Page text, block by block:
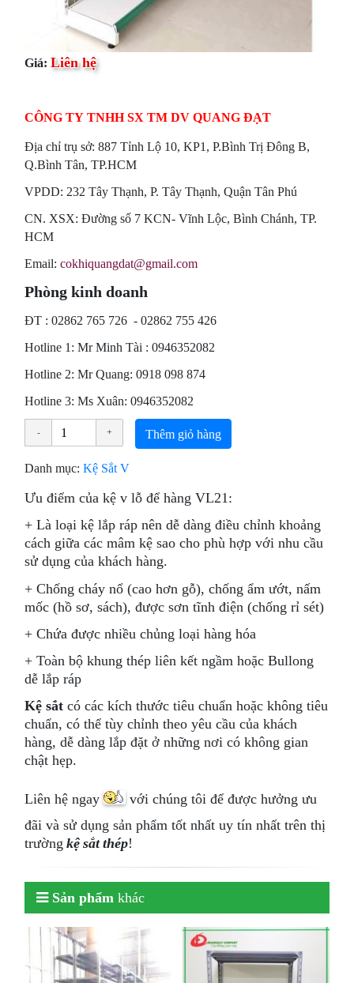
Giá: Liên hệ
CÔNG TY TNHH SX TM DV QUANG ĐẠT
Địa chỉ trụ sở: 887 Tỉnh Lộ 10, KP1, P.Bình Trị Đông B,
Q.Bình Tân, TP.HCM
VPDD: 232 Tây Thạnh, P. Tây Thạnh, Quận Tân Phú
CN. XSX: Đường số 7 KCN- Vĩnh Lộc, Bình Chánh, TP.
HCM
Email:cokhiquangdat@gmail.com
Phòng kinh doanh
ÐT : 02862 765 726 - 02862 755 426
Hotline 1: Mr Minh Tài : 0946352082
Hotline 2: Mr Quang: 0918 098 874
Hotline 3: Ms Xuân: 0946352082
Thêm giỏ hàng
Danh mục:Kệ Sắt V
Ưu điểm của kệ v lỗ để hàng VL21:
+ Là loại kệ lắp ráp nên dễ dàng điều chỉnh khoảng
cách giữa các mâm kệ sao cho phù hợp với nhu cầu
sử dụng của khách hàng.
+ Chống cháy nổ (cao hơn gỗ), chống ẩm ướt, nấm
mốc (hồ sơ, sách), được sơn tĩnh điện (chống rỉ sét)
+ Chứa được nhiều chủng loại hàng hóa
+ Toàn bộ khung thép liên kết ngầm hoặc Bullong
dễ lắp ráp
Kệ sắt có các kích thước tiêu chuẩn hoặc không tiêu
chuẩn, có thể tùy chỉnh theo yêu cầu của khách
hàng, dễ dàng lắp đặt ở những nơi có không gian
chật hẹp.
Liên hệ ngay
với chúng tôi để được hưởng ưu
đãi và sử dụng sản phẩm tốt nhất uy tín nhất trên thị
trường kệ sắt thép!
Sản phẩm khác